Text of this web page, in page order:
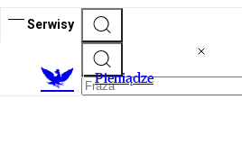
Serwisy
Pieniądze